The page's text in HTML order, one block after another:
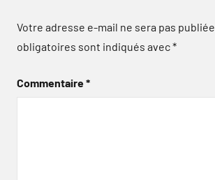
Votre adresse e-mail ne sera pas publiée.
obligatoires sont indiqués avec*
Commentaire*